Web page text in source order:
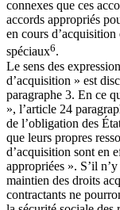
connexes que ces
accords appropriés
en cours
spéciaux6.
Le sens des
d’acquisition » est
paragraphe 3. En ce
», l’article 24
de l’obligation des
que leurs propres
d’acquisition sont en
appropriées ». S’il
maintien des droits
contractants ne